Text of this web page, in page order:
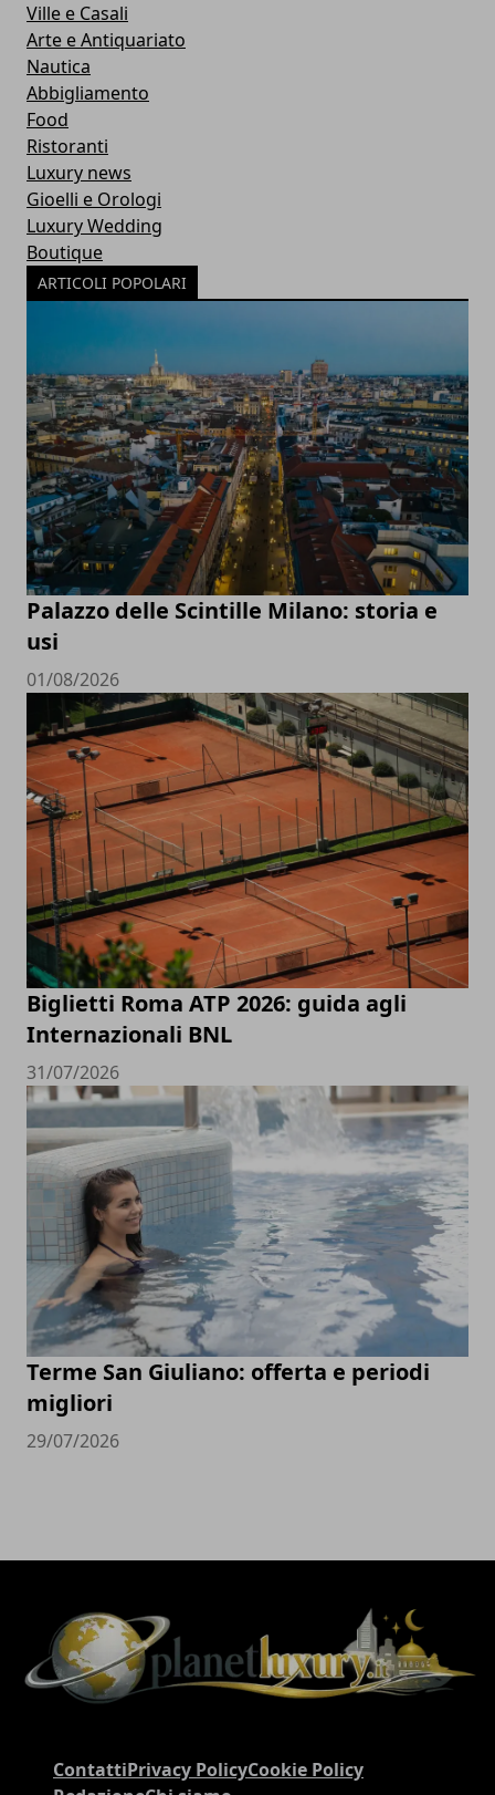
Ville e Casali
Arte e Antiquariato
Nautica
Abbigliamento
Food
Ristoranti
Luxury news
Gioelli e Orologi
Luxury Wedding
Boutique
ARTICOLI POPOLARI
Palazzo delle Scintille Milano: storia e
usi
01/08/2026
Biglietti Roma ATP 2026: guida agli
Internazionali BNL
31/07/2026
Terme San Giuliano: offerta e periodi
migliori
29/07/2026
ContattiPrivacy PolicyCookie Policy